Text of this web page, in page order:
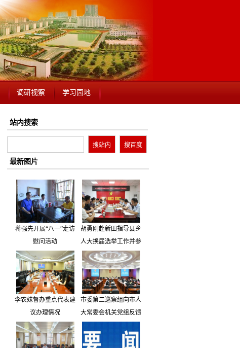
调研视察 学习园地
站内搜索
最新图片
蒋强先开展“八一”走访
慰问活动
胡勇刚赴新田指导县乡
人大换届选举工作并参
加市人大代表小组主题
活动
李农妹督办重点代表建
议办理情况
市委第二巡察组向市人
大常委会机关党组反馈